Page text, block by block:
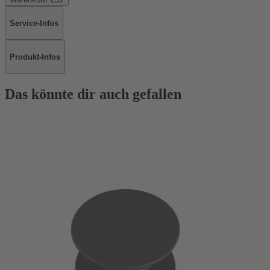
Service-Infos
Produkt-Infos
Das könnte dir auch gefallen